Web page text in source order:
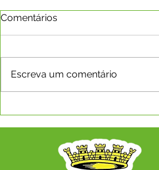
CONFERÊNCIA MUNICIPAL
DE SAÚDE COM O TEMA
"SAÚDE, DEMOCRACIA,
Comentários
Escreva um comentário